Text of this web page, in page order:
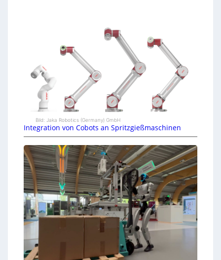
Bild: Jaka Robotics (Germany) GmbH
Integration von Cobots an Spritzgießmaschinen